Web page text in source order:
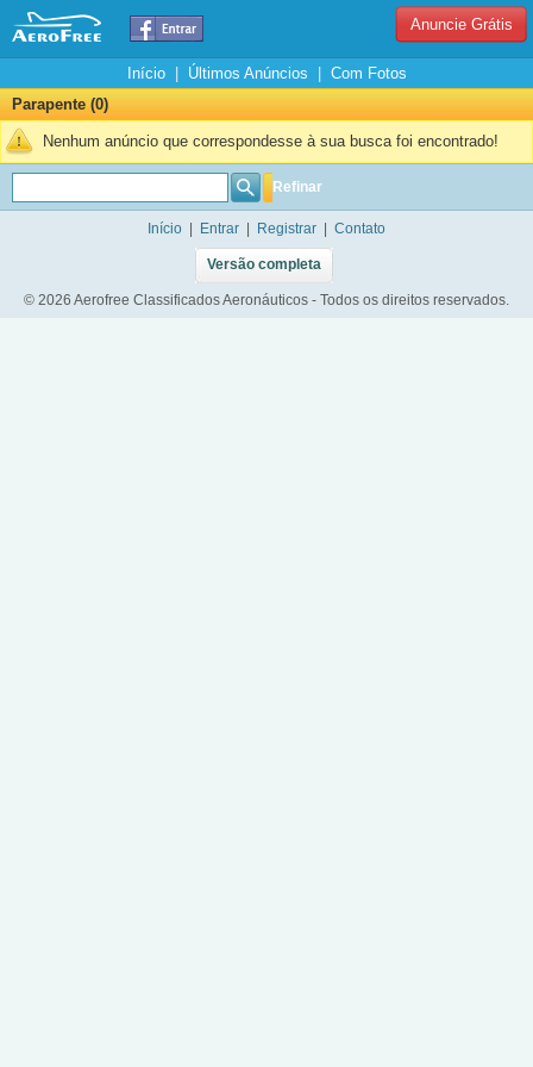
Anuncie Grátis
Início| Últimos Anúncios
Com Fotos
Parapente (0)
Nenhum anúncio que correspondesse à sua busca foi encontrado!
Refinar
Início Entrar Registrar Contato
Versão completa
© 2026 Aerofree Classificados Aeronáuticos - Todos os direitos reservados.